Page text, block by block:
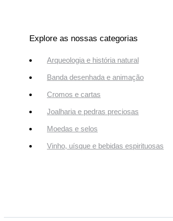
Explore as nossas categorias
Arqueologia e história natural
Banda desenhada e animação
Cromos e cartas
Joalharia e pedras preciosas
Moedas e selos
Vinho, uísque e bebidas espirituosas